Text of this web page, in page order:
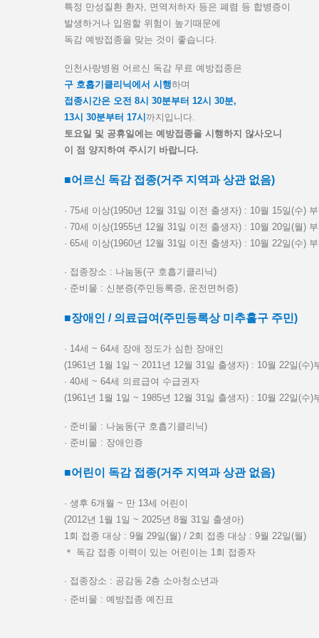
특정 만성질환 환자, 면역저하자 등은 폐렴 등 합병증이
발생하거나 입원할 위험이 높기때문에
독감 예방접종을 맞는 것이 좋습니다.
인천사랑병원 어르신 독감 무료 예방접종은
구 호흡기클리닉에서 시행하며
접종시간은 오전 8시 30분부터 12시 30분,
13시 30분부터 17시 까지입니다.
토요일 및 공휴일에는 예방접종을 시행하지 않사오니
이 점 양지하여 주시기 바랍니다.
■어르신 독감 접종(거주 지역과 상관 없음)
· 75세 이상(1950년 12월 31일 이전 출생자) : 10월 15일(수) 부
· 70세 이상(1955년 12월 31일 이전 출생자) : 10월 20일(월) 부
· 65세 이상(1960년 12월 31일 이전 출생자) : 10월 22일(수) 부
· 접종장소 : 나눔동(구 호흡기클리닉)
· 준비물 : 신분증(주민등록증, 운전면허증)
■장애인 / 의료급여(주민등록상 미추홀구 주민)
· 14세 ~ 64세 장애 정도가 심한 장애인
(1961년 1월 1일 ~ 2011년 12월 31일 출생자) : 10월 22일(수)
· 40세 ~ 64세 의료급여 수급권자
(1961년 1월 1일 ~ 1985년 12월 31일 출생자) : 10월 22일(수)
· 준비물 : 나눔동(구 호흡기클리닉)
· 준비물 : 장애인증
■어린이 독감 접종(거주 지역과 상관 없음)
· 생후 6개월 ~ 만 13세 어린이
(2012년 1월 1일 ~ 2025년 8월 31일 출생아)
1회 접종 대상 : 9월 29일(월) / 2회 접종 대상 : 9월 22일(월)
＊ 독감 접종 이력이 있는 어린이는 1회 접종자
· 접종장소 : 공감동 2층 소아청소년과
· 준비물 : 예방접종 예진표